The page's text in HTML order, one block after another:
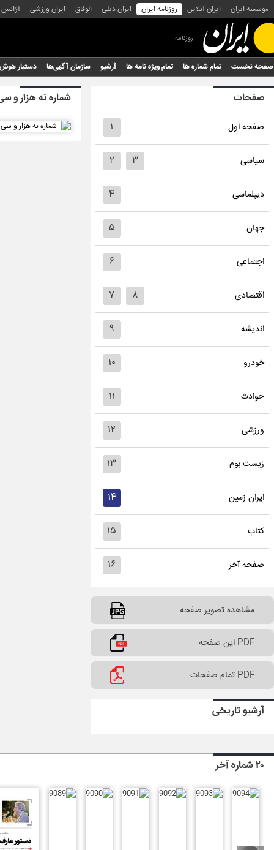
موسسه ایران ایران آنلاین روزنامه ایران ایران دیلی الوفاق ایران ورزشی
روزنامه
صفحه نخست تمام شماره ها تمام ویژه نامه ها آرشیو سازمان آگهی‌ها دستیار
صفحات
صفحه اول ۱
سیاسی ۲ ۳
دیپلماسی ۴
جهان ۵
اجتماعی ۶
اقتصادی ۷ ۸
اندیشه ۹
خودرو ۱۰
حوادث ۱۱
ورزشی ۱۲
زیست بوم ۱۳
ایران زمین ۱۴
کتاب ۱۵
صفحه آخر ۱۶
مشاهده تصویر صفحه
PDF این صفحه
PDF تمام صفحات
آرشیو تاریخی
شماره نه هزار و
۲۰ شماره آخر